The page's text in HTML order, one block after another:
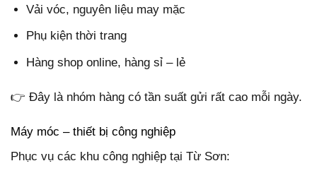
Vải vóc, nguyên liệu may mặc
Phụ kiện thời trang
Hàng shop online, hàng sỉ – lẻ
👉 Đây là nhóm hàng có tần suất gửi rất cao mỗi ngày.
Máy móc – thiết bị công nghiệp
Phục vụ các khu công nghiệp tại Từ Sơn: